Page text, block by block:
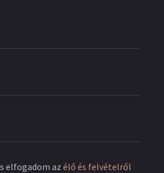
elfogadom azélő és felvételről